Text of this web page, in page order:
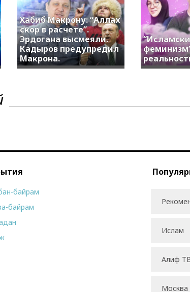
Хабиб Макрону: “Аллах
скор в расчете”.
Эрдогана высмеяли.
Кадыров предупредил
Макрона.
байрам
байрам
Ислам
Алиф
Москва